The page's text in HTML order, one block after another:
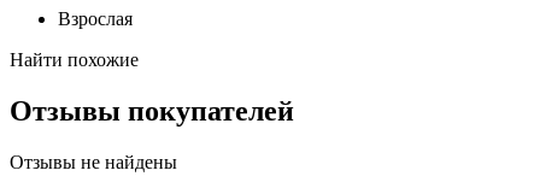
Взрослая
Найти похожие
Отзывы покупателей
Отзывы не найдены